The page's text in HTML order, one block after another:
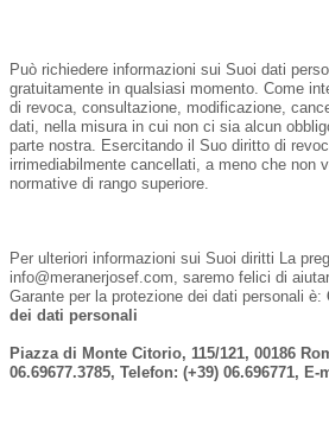
Può richiedere informazioni sui Suoi dati
gratuitamente in qualsiasi momento. Come
di revoca, consultazione, modificazione,
dati, nella misura in cui non ci sia alcun
parte nostra. Esercitando il Suo diritto di
irrimediabilmente cancellati, a meno che non
normative di rango superiore.
Per ulteriori informazioni sui Suoi diritti La
info@meranerjosef.com , saremo felici di
Garante per la protezione dei dati personali è:
dei dati personali
Piazza di Monte Citorio, 115/121, 00186
06.69677.3785, Telefon: (+39) 06.696771,